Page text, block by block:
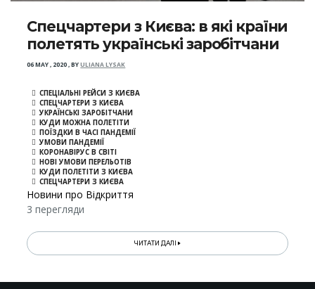
Спецчартери з Києва: в які країни
полетять українські заробітчани
06 MAY , 2020,BYULIANA LYSAK
СПЕЦІАЛЬНІ РЕЙСИ З КИЄВА
СПЕЦЧАРТЕРИ З КИЄВА
УКРАЇНСЬКІ ЗАРОБІТЧАНИ
КУДИ МОЖНА ПОЛЕТІТИ
ПОЇЗДКИ В ЧАСІ ПАНДЕМІЇ
УМОВИ ПАНДЕМІЇ
КОРОНАВІРУС В СВІТІ
НОВІ УМОВИ ПЕРЕЛЬОТІВ
КУДИ ПОЛЕТІТИ З КИЄВА
СПЕЦЧАРТЕРИ З КИЄВА
Новини про Відкриття
3 перегляди
ЧИТАТИ ДАЛІ